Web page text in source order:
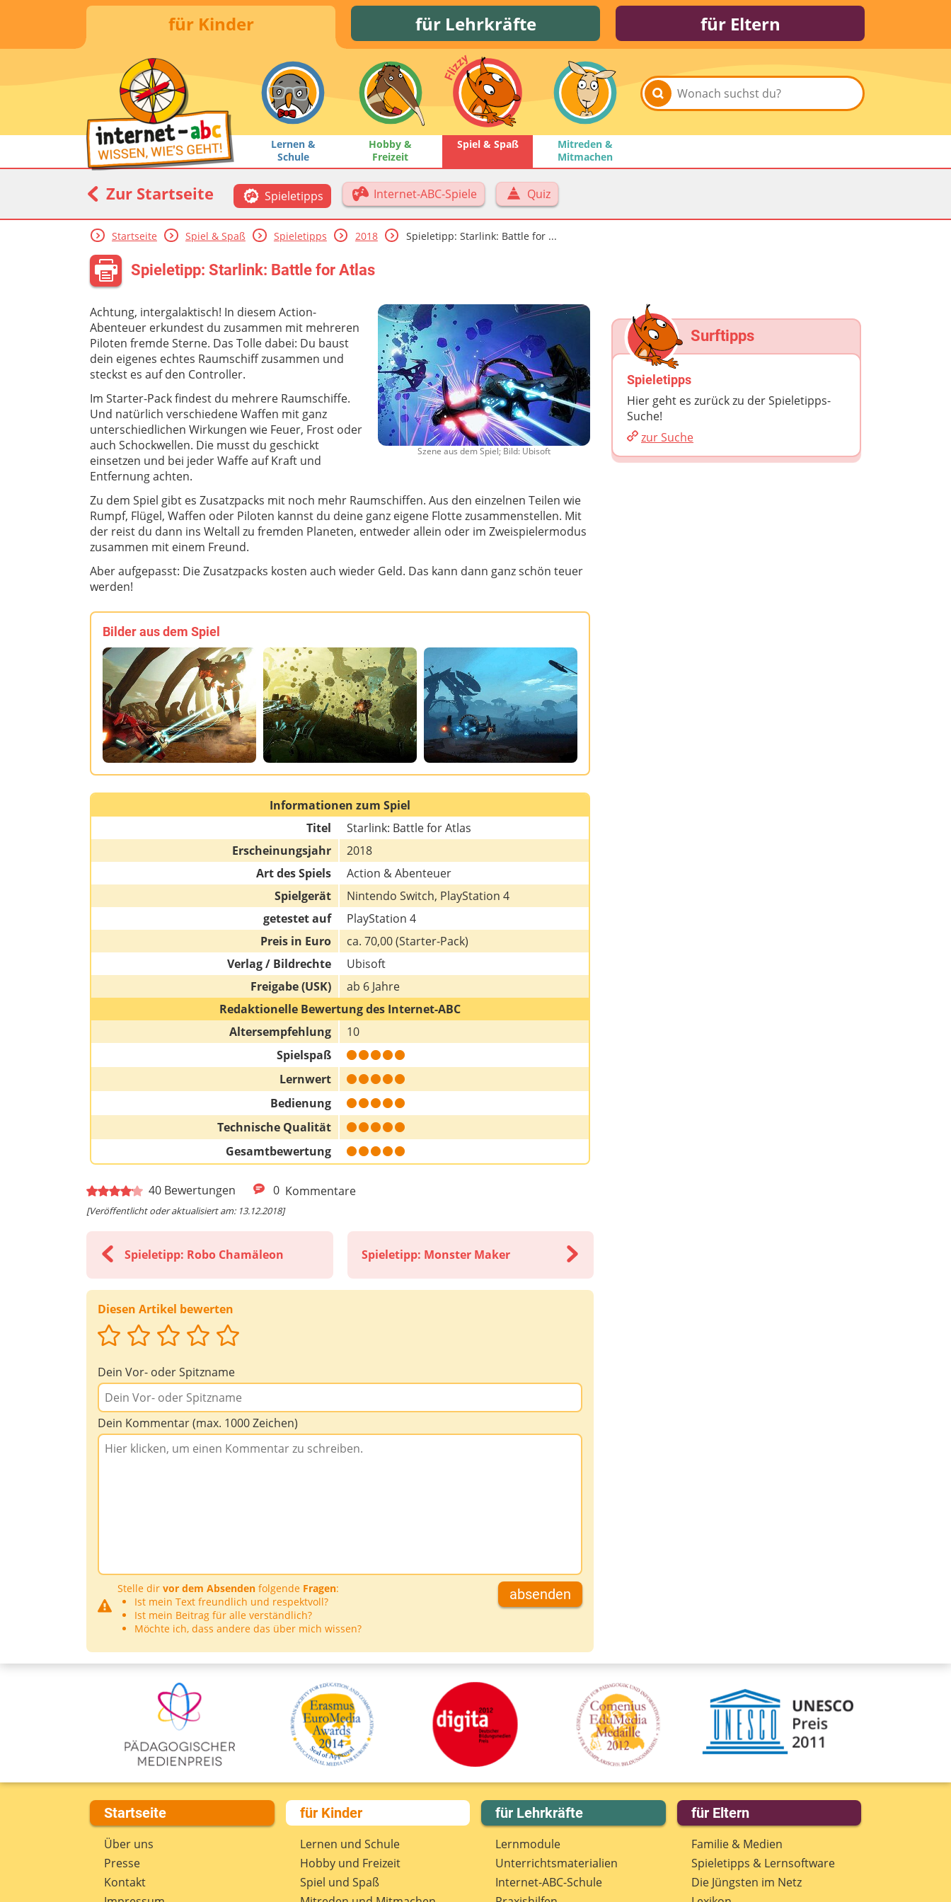
für Kinder für Lehrkräfte für Eltern
Lernen &
Schule
Hobby &
Freizeit
Spiel & Spaß
Mitreden &
Mitmachen
Zur Startseite Spieletipps Internet-ABC-Spiele Quiz
Startseite Spiel & Spaß Spieletipps 2018 Spieletipp: Starlink: Battle for ...
Spieletipp: Starlink: Battle for Atlas
Szene aus dem Spiel; Bild: Ubisoft
Achtung, intergalaktisch! In diesem Action-
Abenteuer erkundest du zusammen mit mehreren
Piloten fremde Sterne. Das Tolle dabei: Du baust
dein eigenes echtes Raumschiff zusammen und
steckst es auf den Controller.
Im Starter-Pack findest du mehrere Raumschiffe.
Und natürlich verschiedene Waffen mit ganz
unterschiedlichen Wirkungen wie Feuer, Frost oder
auch Schockwellen. Die musst du geschickt
einsetzen und bei jeder Waffe auf Kraft und
Entfernung achten.
Zu dem Spiel gibt es Zusatzpacks mit noch mehr Raumschiffen. Aus den einzelnen Teilen wie
Rumpf, Flügel, Waffen oder Piloten kannst du deine ganz eigene Flotte zusammenstellen. Mit
der reist du dann ins Weltall zu fremden Planeten, entweder allein oder im Zweispielermodus
zusammen mit einem Freund.
Aber aufgepasst: Die Zusatzpacks kosten auch wieder Geld. Das kann dann ganz schön teuer
werden!
Bilder aus dem Spiel
Informationen zum Spiel
Titel
Starlink: Battle for Atlas
Erscheinungsjahr
2018
Art des Spiels
Action & Abenteuer
Spielgerät
Nintendo Switch, PlayStation 4
getestet auf
PlayStation 4
Preis in Euro
ca. 70,00 (Starter-Pack)
Verlag / Bildrechte
Ubisoft
Freigabe (USK)
ab 6 Jahre
Redaktionelle Bewertung des Internet-ABC
Altersempfehlung
10
Spielspaß
Lernwert
Bedienung
Technische Qualität
Gesamtbewertung
40 Bewertungen 0 Kommentare
[Veröffentlicht oder aktualisiert am: 13.12.2018]
Spieletipp: Robo Chamäleon Spieletipp: Monster Maker
Diesen Artikel bewerten
Dein Vor- oder Spitzname
Dein Kommentar (max. 1000 Zeichen)
Stelle dir vor dem Absenden folgende Fragen:
Ist mein Text freundlich und respektvoll?
Ist mein Beitrag für alle verständlich?
Möchte ich, dass andere das über mich wissen?
absenden
Surftipps
Spieletipps
Hier geht es zurück zu der Spieletipps-
Suche!
zur Suche
Startseite
Über uns
Presse
Kontakt
für Kinder
Lernen und Schule
Hobby und Freizeit
Spiel und Spaß
für Lehrkräfte
Lernmodule
Unterrichts­materialien
Internet-ABC-Schule
für Eltern
Familie & Medien
Spieletipps & Lernsoftware
Die Jüngsten im Netz